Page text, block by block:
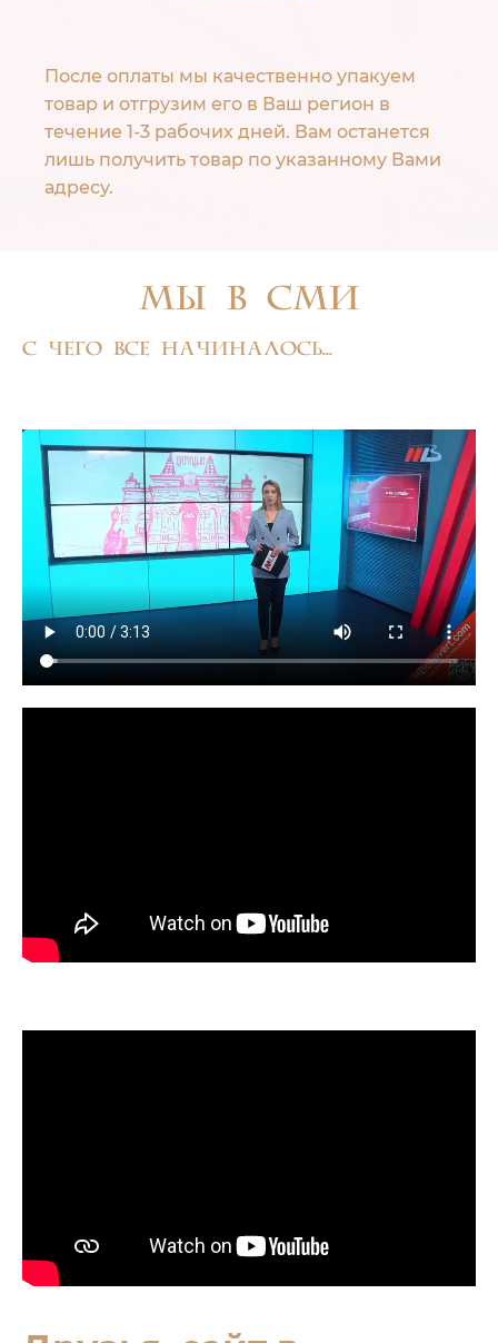
После оплаты мы качественно упакуем
товар и отгрузим его в Ваш регион в
течение 1-3 рабочих дней. Вам останется
лишь получить товар по указанному Вами
адресу.
Мы В СМИ
С чего все начиналось...